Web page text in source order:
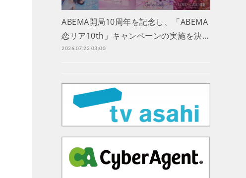
ABEMA開局10周年を記念し、「ABEMA
恋リア10th」キャンペーンの実施を決…
2026.07.22 03:00